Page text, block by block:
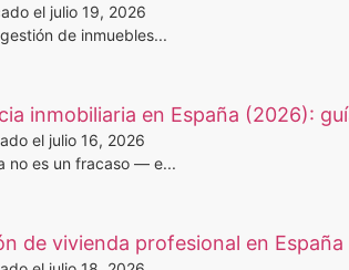
el julio 19, 2026
de inmuebles...
inmobiliaria en España (2026):
el julio 16, 2026
no es un fracaso — e...
de vivienda profesional en